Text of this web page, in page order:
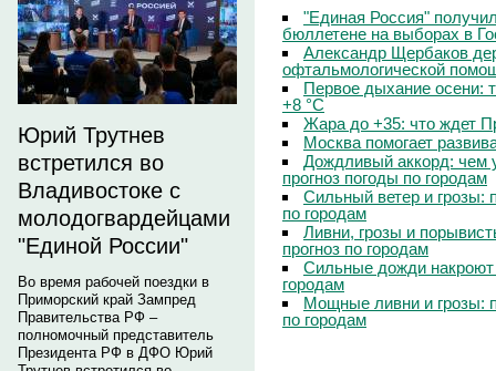
Юрий Трутнев
встретился во
Владивостоке с
молодогвардейцами
"Единой России"
Во время рабочей поездки в
Приморский край Зампред
Правительства РФ –
полномочный представитель
Президента РФ в ДФО Юрий
"Единая Россия"
бюллетене на выборах в
Александр Щербаков
офтальмологической
Первое дыхание осени:
+8 °C
Жара до +35: что ждет
Москва помогает
Дождливый аккорд: чем
прогноз погоды по городам
Сильный ветер и грозы:
по городам
Ливни, грозы и
прогноз по городам
Сильные дожди
городам
Мощные ливни и грозы:
по городам